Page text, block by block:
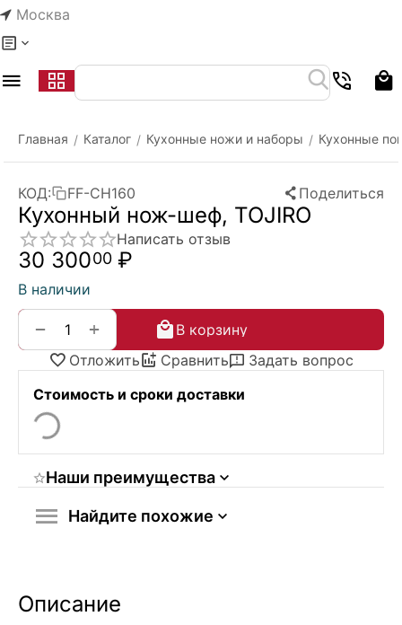
Москва
Главная / Каталог / Кухонные ножи и наборы / Кухонные
КОД: FF-CH160 Поделиться
Кухонный нож-шеф, TOJIRO
Написать отзыв
30 30000 ₽
В наличии
+
−
В корзину
Отложить
Сравнить
Задать вопрос
Стоимость и сроки доставки
Наши преимущества
Найдите похожие
Описание